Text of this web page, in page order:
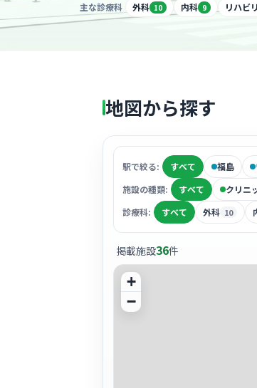
主な診療科 外科 10 内科 9 リハビ
地図から探す
駅で絞る: すべて 福島
施設の種類:
すべて クリニ
診療科: すべて 外科 10
掲載施設36件
+
−